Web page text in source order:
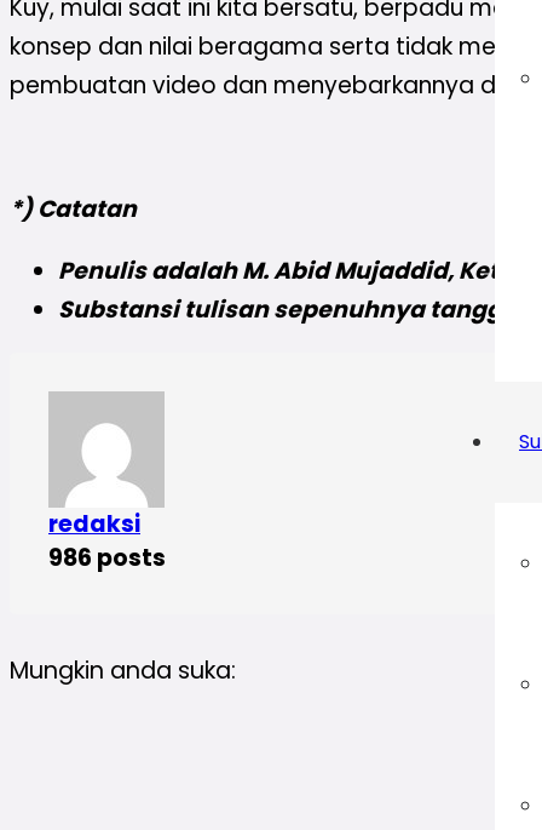
Kuy, mulai saat ini kita bersatu, berpadu
konsep dan nilai beragama serta tidak
pembuatan video dan menyebarkannya
*) Catatan
Penulis adalah M. Abid Mujaddid, Ketua
Substansi tulisan sepenuhnya
redaksi
986 posts
Mungkin anda suka: